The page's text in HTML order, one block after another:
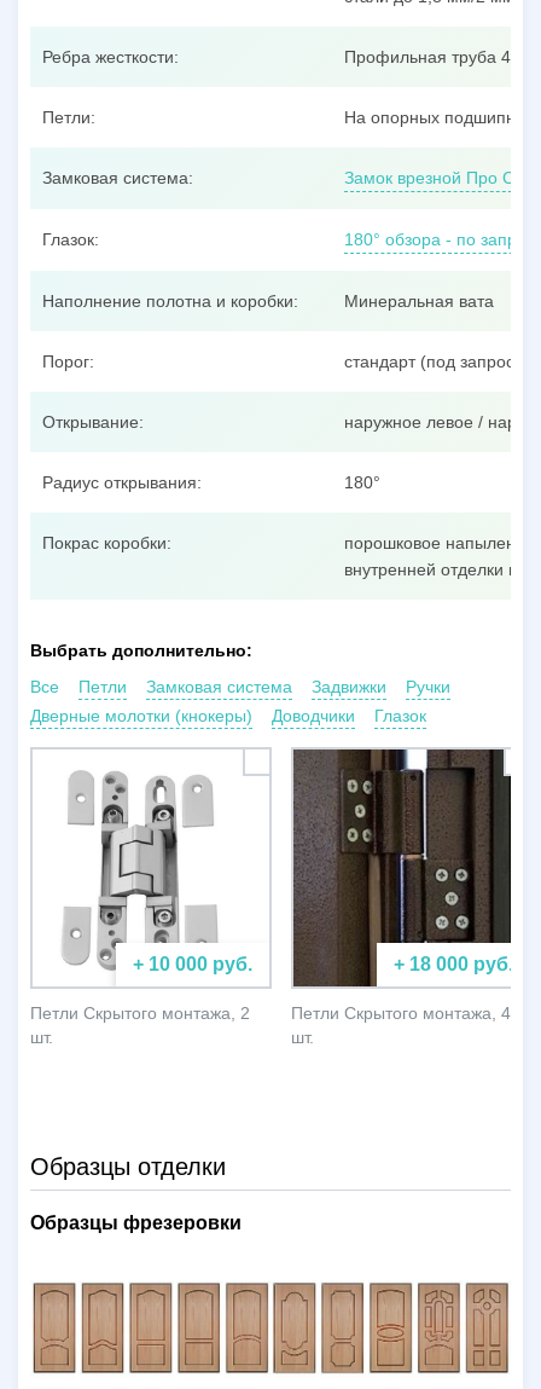
Ребра жесткости: Профильная труба
Петли: На опорных
Замковая система: Замок врезной Про Сам
Глазок: 180° обзора - по
Наполнение полотна и коробки: Минеральная вата
Порог: стандарт (под запрос –
Открывание: наружное левое /
Радиус открывания: 180°
Покрас коробки:
порошковое напыление
внутренней отделки
Выбрать дополнительно:
Все
Петли Замковая система Задвижки
Ручки
Дверные молотки (кнокеры)
Доводчики Глазок
+ 10 000 руб.
Петли Скрытого монтажа, 2
шт.
+ 18 000 руб.
Петли Скрытого монтажа, 4
шт.
Образцы отделки
Образцы фрезеровки